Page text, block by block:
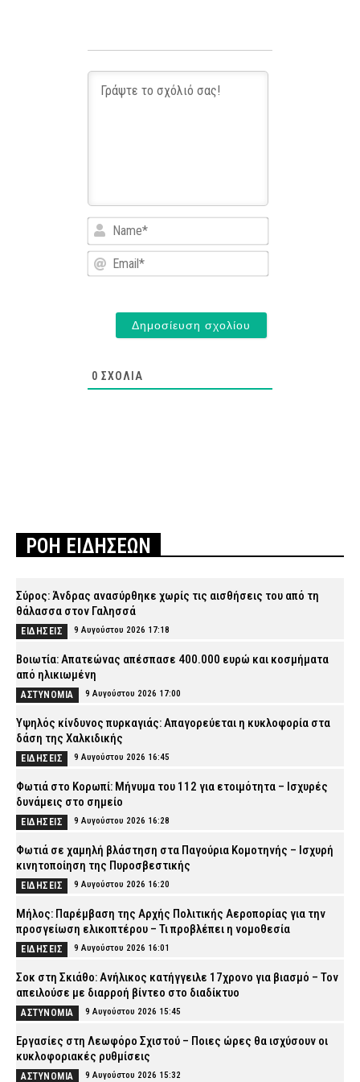
Name*
Email*
0 ΣΧΌΛΙΑ
ΡΟΗ ΕΙΔΗΣΕΩΝ
Σύρος: Άνδρας ανασύρθηκε χωρίς τις αισθήσεις του από τη
θάλασσα στον Γαλησσά
ΕΙΔΗΣΕΙΣ 9 Αυγούστου 2026 17:18
Βοιωτία: Απατεώνας απέσπασε 400.000 ευρώ και κοσμήματα
από ηλικιωμένη
ΑΣΤΥΝΟΜΙΑ 9 Αυγούστου 2026 17:00
Υψηλός κίνδυνος πυρκαγιάς: Απαγορεύεται η κυκλοφορία στα
δάση της Χαλκιδικής
ΕΙΔΗΣΕΙΣ 9 Αυγούστου 2026 16:45
Φωτιά στο Κορωπί: Μήνυμα του 112 για ετοιμότητα – Ισχυρές
δυνάμεις στο σημείο
ΕΙΔΗΣΕΙΣ 9 Αυγούστου 2026 16:28
Φωτιά σε χαμηλή βλάστηση στα Παγούρια Κομοτηνής – Ισχυρή
κινητοποίηση της Πυροσβεστικής
ΕΙΔΗΣΕΙΣ 9 Αυγούστου 2026 16:20
Μήλος: Παρέμβαση της Αρχής Πολιτικής Αεροπορίας για την
προσγείωση ελικοπτέρου – Τι προβλέπει η νομοθεσία
ΕΙΔΗΣΕΙΣ 9 Αυγούστου 2026 16:01
Σοκ στη Σκιάθο: Ανήλικος κατήγγειλε 17χρονο για βιασμό – Τον
απειλούσε με διαρροή βίντεο στο διαδίκτυο
ΑΣΤΥΝΟΜΙΑ 9 Αυγούστου 2026 15:45
Εργασίες στη Λεωφόρο Σχιστού – Ποιες ώρες θα ισχύσουν οι
κυκλοφοριακές ρυθμίσεις
ΑΣΤΥΝΟΜΙΑ 9 Αυγούστου 2026 15:32